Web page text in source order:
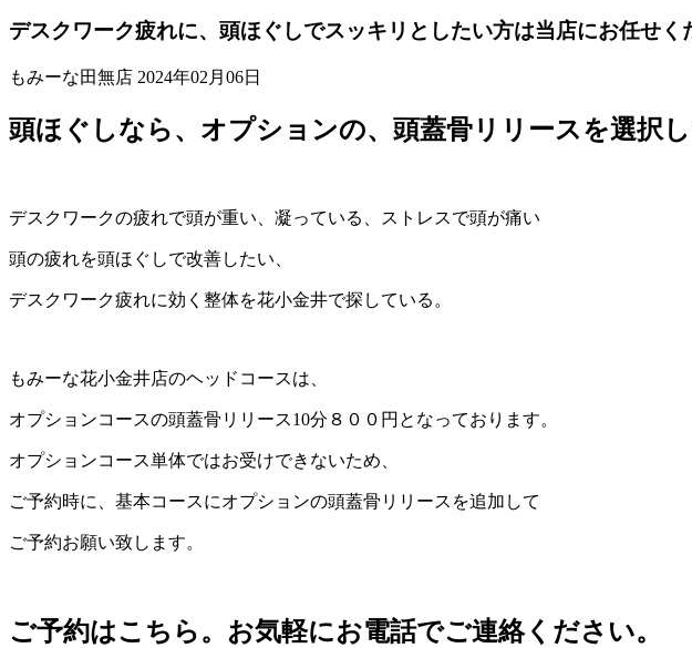
デスクワーク疲れに、頭ほぐしでスッキリとしたい方は当店にお任せ
もみーな田無店 2024年02月06日
頭ほぐしなら、オプションの、頭蓋骨リリースを選択
デスクワークの疲れで頭が重い、凝っている、ストレスで頭が痛い
頭の疲れを頭ほぐしで改善したい、
デスクワーク疲れに効く整体を花小金井で探している。
もみーな花小金井店のヘッドコースは、
オプションコースの頭蓋骨リリース10分８００円となっております。
オプションコース単体ではお受けできないため、
ご予約時に、基本コースにオプションの頭蓋骨リリースを追加して
ご予約お願い致します。
ご予約はこちら。お気軽にお電話でご連絡ください。